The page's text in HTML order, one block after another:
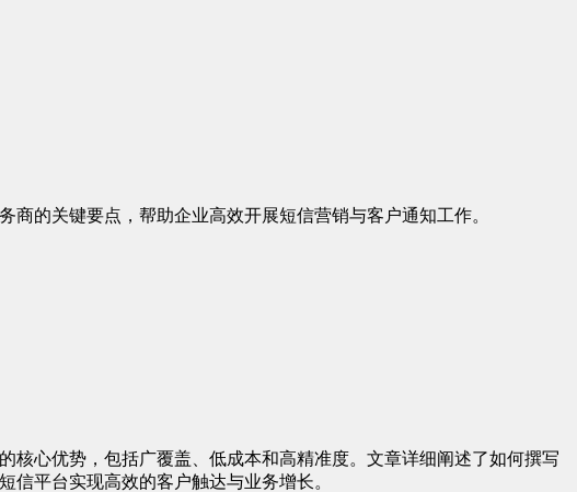
的关键要点，帮助企业高效开展短信营销与客户通知工作。
心优势，包括广覆盖、低成本和高精准度。文章详细阐述了如何撰写
平台实现高效的客户触达与业务增长。